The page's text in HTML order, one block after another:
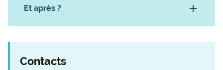
Et après ?
Contacts